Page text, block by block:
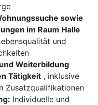
sowie
im Raum Halle
und
Weiterbildung
Tätigkeit , inklusive
Zusatzqualifikationen
Individuelle und